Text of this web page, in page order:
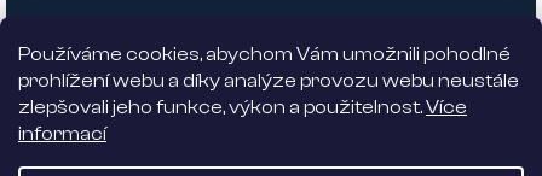
Používáme cookies, abychom Vám umožnili pohodlné
prohlížení webu a díky analýze provozu webu neustále
zlepšovali jeho funkce, výkon a použitelnost.Více
informací